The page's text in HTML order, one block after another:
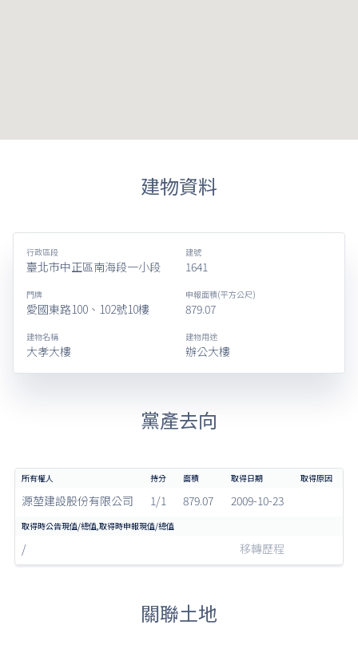
建物資料
行政區段
臺北市中正區南海段一小段
建號
1641
門牌
愛國東路100、102號10樓
申報面積(平方公尺)
879.07
建物名稱
大孝大樓
建物用途
辦公大樓
黨產去向
源堃建設股份有限公司 1/1 879.07 2009-10-23
/ 移轉歷程
關聯土地